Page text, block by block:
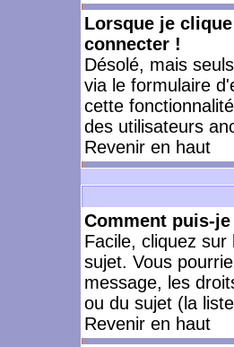
Lorsque je
connecter !
Désolé, mais
via le formulaire
cette
des utilisateurs
Revenir en haut
Comment puis-
Facile, cliquez
sujet. Vous
message, les
ou du sujet (la liste
Revenir en haut